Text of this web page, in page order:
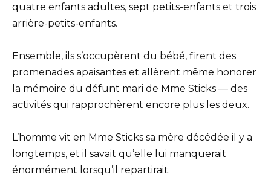
quatre enfants adultes, sept petits-enfants et trois
arrière-petits-enfants.
Ensemble, ils s’occupèrent du bébé, firent des
promenades apaisantes et allèrent même honorer
la mémoire du défunt mari de Mme Sticks — des
activités qui rapprochèrent encore plus les deux.
L’homme vit en Mme Sticks sa mère décédée il y a
longtemps, et il savait qu’elle lui manquerait
énormément lorsqu’il repartirait.